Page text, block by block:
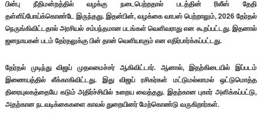
பின்பு நீதிமன்றத்தில் வழக்கு நடைபெற்றதால் படத்தின் ரிலீஸ் தேதி
தள்ளிப்போய்க்கொண்டே இருந்தது. இதன்பின், வழக்கை வாபஸ் பெற்றாலும், 2026 தேர்தல்
நெருங்கிவிட்டதால் அரசியல் சம்பந்தமான படங்கள் வெளிவராது என கூறப்பட்டது. இதனால்
ஜனநாயகன் படம் தேர்தலுக்கு பின் தான் வெளியாகும் என எதிர்பார்க்கப்பட்டது.
தேர்தல் முடிந்து விஜய் முதலமைச்சர் ஆகிவிட்டார். ஆனால், இதற்கிடையில் இப்படம்
இணையத்தில் லீக்காகிவிட்டது. இது விஜய் ரசிகர்கள் மட்டுமல்லாமல் ஒட்டுமொத்த
திரையுலகத்தையே கடும் அதிர்ச்சியில் உறைய வைத்தது. இதற்கான புகார் அளிக்கப்பட்டு,
அதற்கான நடவடிக்கைகளை காவல் துறையினர் மேற்கொண்டு வருகிறார்கள்.